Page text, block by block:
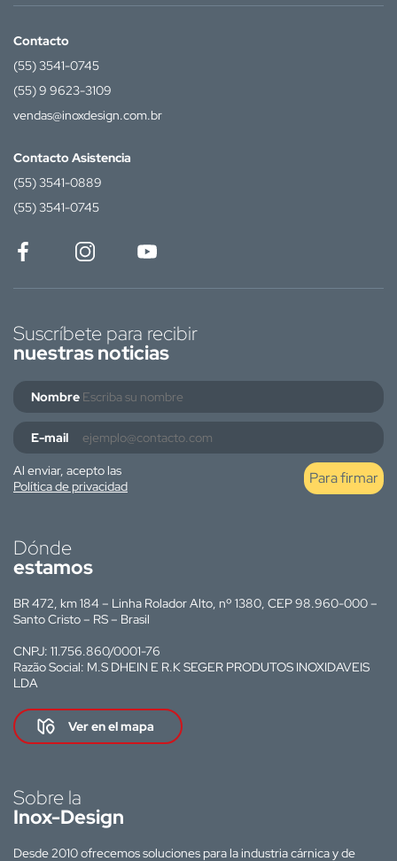
Contacto
(55) 3541-0745
(55) 9 9623-3109
vendas@inoxdesign.com.br
Contacto Asistencia
(55) 3541-0889
(55) 3541-0745
Suscríbete para recibir
nuestras noticias
Nombre
E-mail
Al enviar, acepto las
Política de privacidad
Para firmar
Dónde
estamos
BR 472, km 184 – Linha Rolador Alto, nº 1380, CEP 98.960-000 –
Santo Cristo – RS – Brasil
CNPJ: 11.756.860/0001-76
Razão Social: M.S DHEIN E R.K SEGER PRODUTOS INOXIDAVEIS
LDA
Ver en el mapa
Sobre la
Inox-Design
Desde 2010 ofrecemos soluciones para la industria cárnica y de